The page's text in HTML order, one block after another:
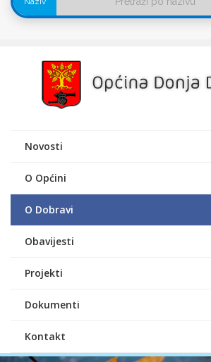
Novosti
O Općini
O Dobravi
Obavijesti
Projekti
Dokumenti
Kontakt